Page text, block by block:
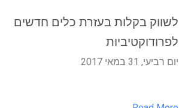
לשווק בקלות בעזרת כלים חדשים
לפרודוקטיביות
יום רביעי, 31 במאי 2017